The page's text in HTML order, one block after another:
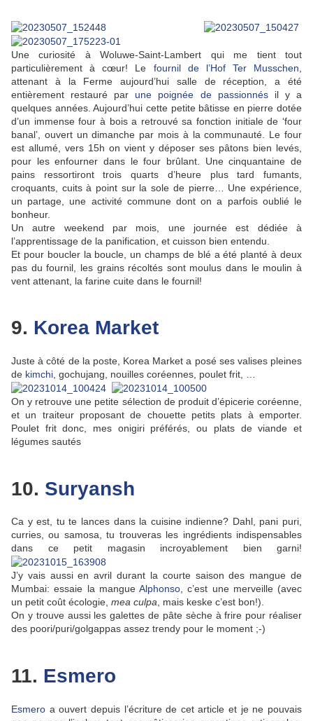
Une curiosité à Woluwe-Saint-Lambert qui me tient tout
particulièrement à cœur! Le fournil de l’Hof Ter Musschen
attenant à la Ferme aujourd’hui salle de réception, a été
entièrement restauré par une poignée de passionnésil y a
quelques années. Aujourd’hui cette petite bâtisse en pierre dotée
d’un immense four à bois a retrouvé sa fonction initiale de ‘four
banal’, ouvert un dimanche par mois à la communauté. Le four
est allumé, vers 15h on vient y déposer ses pâtons bien levés,
pour les enfourner dans le four brûlant. Une cinquantaine de
pains ressortiront trois quarts d’heure plus tard fumants,
croquants, cuits à point sur la sole de pierre… Une expérience,
un partage, une activité commune dont on a parfois oublié le
bonheur.
Un autre weekend par mois, une journée est dédiée à
l’apprentissage de la panification, et cuisson bien entendu.
Et pour boucler la boucle, un champs de blé a été planté à deux
pas du fournil, les grains récoltés sont moulus dans le moulin à
vent attenant, la farine cuite dans le fournil!
9. Korea Market
Juste à côté de la poste, Korea Market a posé ses valises pleines
de kimchi , gochujang, nouilles coréennes, poulet frit, …
On y retrouve une petite sélection de produit d’épicerie coréenne,
et un traiteur proposant de chouette petits plats à emporter.
Poulet frit donc, mes onigiri préférés, ou plats de viande et
légumes sautés
10. Suryansh
Ca y est, tu te lances dans la cuisine indienne? Dahl, pani puri,
curries, ou samosa, tu trouveras les ingrédients indispensables
dans ce petit magasin incroyablement bien garni!
J’y vais aussi en avril durant la courte saison des mangue de
Mumbai: essaie la mangue Alphonso , c’est une merveille (avec
un petit coût écologie, mea culpa , mais keske c’est bon!).
On y trouve aussi les galettes de pâte sèche à frire pour réaliser
des poori/puri/golgappas assez trendy pour le moment ;-)
11. Esmero
Esmero a ouvert depuis l’écriture de cet article et je ne pouvais